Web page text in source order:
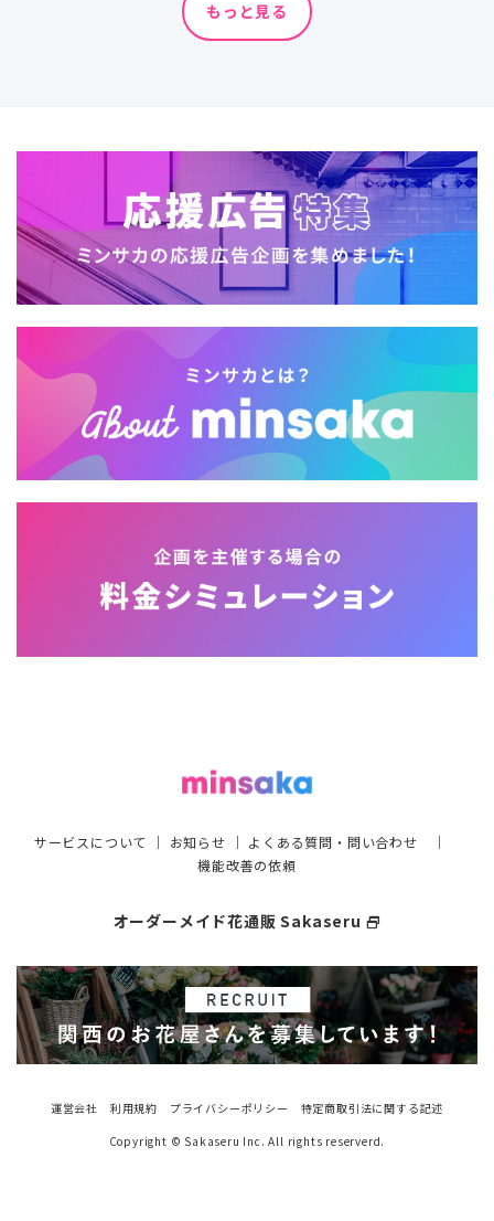
もっと見る
サービスについて ｜ お知らせ ｜ よくある質問・問い合わせ ｜
機能改善の依頼
オーダーメイド花通販 Sakaseru select_window
運営会社 利用規約 プライバシーポリシー
特定商取引法に関する記述
Copyright © Sakaseru Inc. All rights reserverd.